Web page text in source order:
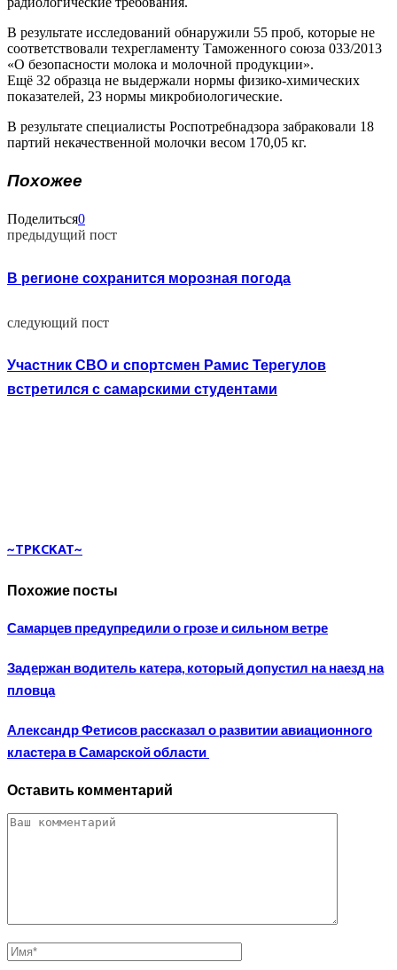
В результате исследований обнаружили 55 проб, которые не
соответствовали техрегламенту Таможенного союза 033/2013
«О безопасности молока и молочной продукции».
Ещё 32 образца не выдержали нормы физико-химических
показателей, 23 нормы микробиологические.
В результате специалисты Роспотребнадзора забраковали 18
партий некачественной молочки весом 170,05 кг.
Похожее
Поделиться0
предыдущий пост
В регионе сохранится морозная погода
следующий пост
Участник СВО и спортсмен Рамис Терегулов
встретился с самарскими студентами
~TPKCKAT~
Похожие посты
Самарцев предупредили о грозе и сильном ветре
Задержан водитель катера, который допустил на наезд на
пловца
Александр Фетисов рассказал о развитии авиационного
кластера в Самарской области
Оставить комментарий